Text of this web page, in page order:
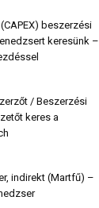
beszerzési
keresünk –
/ Beszerzési
keres a
indirekt (Martfű) –